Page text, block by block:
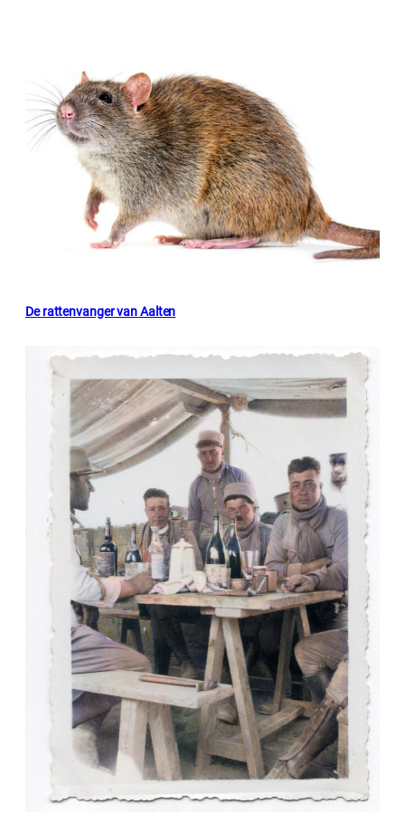
De rattenvanger van Aalten